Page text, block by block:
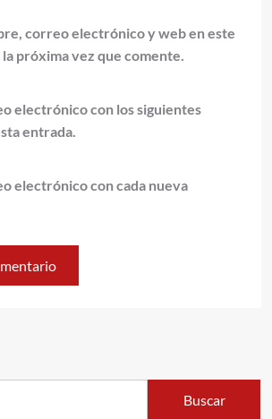
correo electrónico y web en este
próxima vez que comente.
electrónico con los siguientes
entrada.
electrónico con cada nueva
Buscar